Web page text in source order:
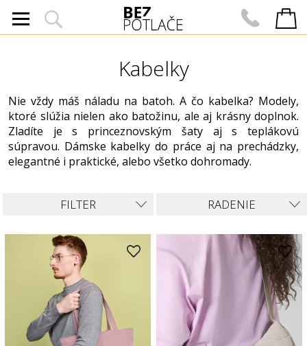
Kabelky
Nie vždy máš náladu na batoh. A čo kabelka? Modely,
ktoré slúžia nielen ako batožinu, ale aj krásny doplnok.
Zladíte je s princeznovským šaty aj s teplákovú
súpravou. Dámske kabelky do práce aj na prechádzky,
elegantné i praktické, alebo všetko dohromady.
RADENIE
FILTER